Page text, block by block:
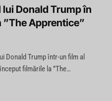
Donald Trump în
Apprentice”
Donald Trump într-un film al
filmările la ”The…